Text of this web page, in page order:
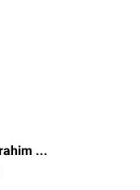
Dr. med. Ibrahim Güler